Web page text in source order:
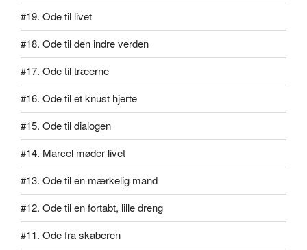
#19. Ode til livet
#18. Ode til den indre verden
#17. Ode til træerne
#16. Ode til et knust hjerte
#15. Ode til dialogen
#14. Marcel møder livet
#13. Ode til en mærkelig mand
#12. Ode til en fortabt, lille dreng
#11. Ode fra skaberen